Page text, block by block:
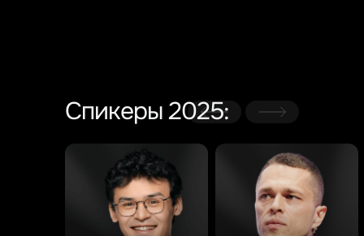
Спикеры 2025: